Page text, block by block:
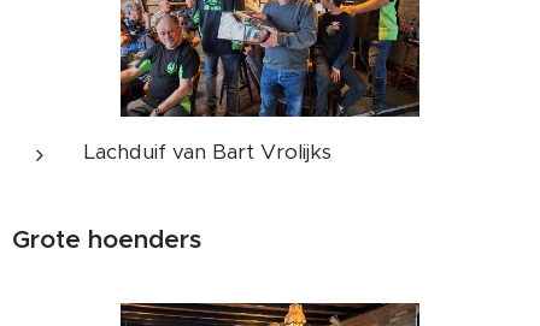
Lachduif van Bart Vrolijks
Grote hoenders